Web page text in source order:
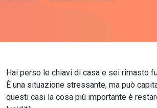
Hai perso le chiavi di casa e sei rimasto
È una situazione stressante, ma può
questi casi la cosa più importante è